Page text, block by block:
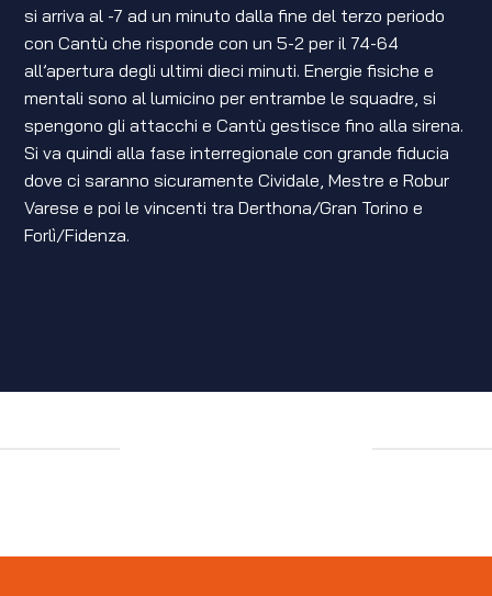
si arriva al -7 ad un minuto dalla fine del terzo periodo
con Cantù che risponde con un 5-2 per il 74-64
all’apertura degli ultimi dieci minuti. Energie fisiche e
mentali sono al lumicino per entrambe le squadre, si
spengono gli attacchi e Cantù gestisce fino alla sirena.
Si va quindi alla fase interregionale con grande fiducia
dove ci saranno sicuramente Cividale, Mestre e Robur
Varese e poi le vincenti tra Derthona/Gran Torino e
Forlì/Fidenza.